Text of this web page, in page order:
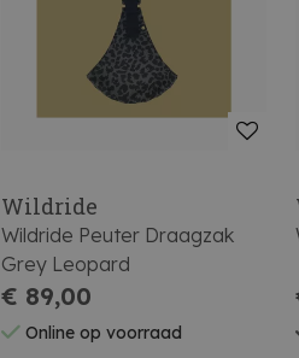
Wildride
Wildride Peuter Draagzak
Grey Leopard
€ 89,00
Online op voorraad